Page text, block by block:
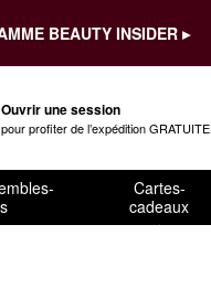
BEAUTY INSIDER ▸
Ouvrir une session
pour profiter de l’expédition GRATUITE
Cartes-
cadeaux